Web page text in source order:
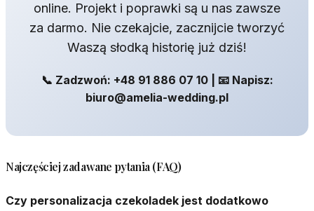
online. Projekt i poprawki są u nas zawsze
za darmo. Nie czekajcie, zacznijcie tworzyć
Waszą słodką historię już dziś!
📞 Zadzwoń: +48 91 886 07 10 | 📧 Napisz:
biuro@amelia-wedding.pl
Najczęściej zadawane pytania (FAQ)
Czy personalizacja czekoladek jest dodatkowo